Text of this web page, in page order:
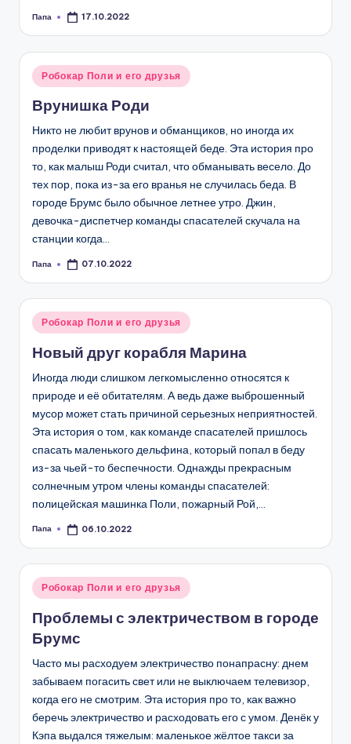
Запись
Папа 17.10.2022
Опубликовано
Робокар Поли и его друзья
Врунишка Роди
Никто не любит врунов и обманщиков, но иногда их
проделки приводят к настоящей беде. Эта история про
то, как малыш Роди считал, что обманывать весело. До
тех пор, пока из-за его вранья не случилась беда. В
городе Брумс было обычное летнее утро. Джин,
девочка-диспетчер команды спасателей скучала на
станции когда…
Запись
Папа 07.10.2022
Опубликовано
Робокар Поли и его друзья
Новый друг корабля Марина
Иногда люди слишком легкомысленно относятся к
природе и её обитателям. А ведь даже выброшенный
мусор может стать причиной серьезных неприятностей.
Эта история о том, как команде спасателей пришлось
спасать маленького дельфина, который попал в беду
из-за чьей-то беспечности. Однажды прекрасным
солнечным утром члены команды спасателей:
полицейская машинка Поли, пожарный Рой,…
Запись
Папа 06.10.2022
Опубликовано
Робокар Поли и его друзья
Проблемы с электричеством в городе
Брумс
Часто мы расходуем электричество понапрасну: днем
забываем погасить свет или не выключаем телевизор,
когда его не смотрим. Эта история про то, как важно
беречь электричество и расходовать его с умом. Денёк у
Кэпа выдался тяжелым: маленькое жёлтое такси за